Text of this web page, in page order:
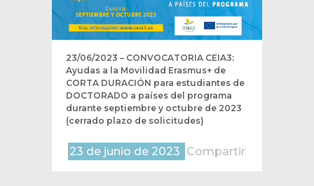
23/06/2023 – CONVOCATORIA CEIA3:
Ayudas a la Movilidad Erasmus+ de
CORTA DURACIÓN para estudiantes de
DOCTORADO a países del programa
durante septiembre y octubre de 2023
(cerrado plazo de solicitudes)
23 de junio de 2023 Compartir